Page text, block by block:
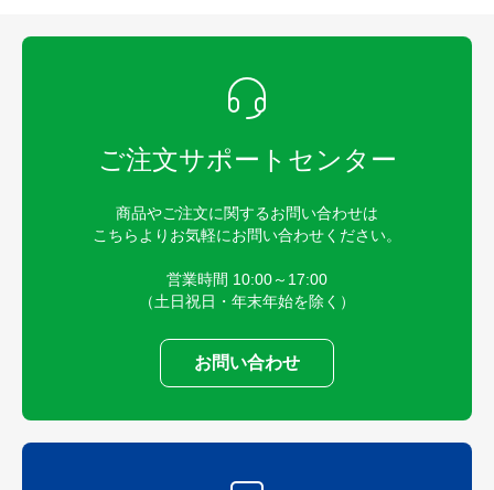
ご注文サポートセンター
商品やご注文に関するお問い合わせは
こちらよりお気軽にお問い合わせください。
営業時間 10:00～17:00
（土日祝日・年末年始を除く）
お問い合わせ